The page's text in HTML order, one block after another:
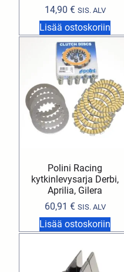
14,90 € SIS. ALV
Lisää ostoskoriin
Polini Racing
kytkinlevysarja Derbi,
Aprilia, Gilera
60,91 € SIS. ALV
Lisää ostoskoriin